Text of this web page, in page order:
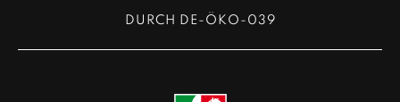
DURCH DE-ÖKO-039